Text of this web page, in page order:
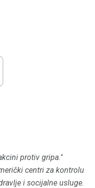
protiv gripa."
centri za kontrolu
i socijalne usluge.